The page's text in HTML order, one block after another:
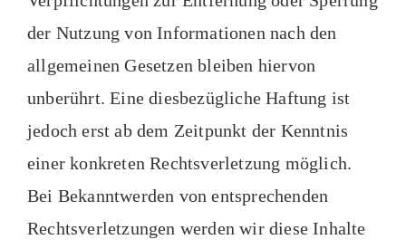
der Nutzung von Informationen nach den
allgemeinen Gesetzen bleiben hiervon
unberührt. Eine diesbezügliche Haftung ist
jedoch erst ab dem Zeitpunkt der Kenntnis
einer konkreten Rechtsverletzung möglich.
Bei Bekanntwerden von entsprechenden
Rechtsverletzungen werden wir diese Inhalte